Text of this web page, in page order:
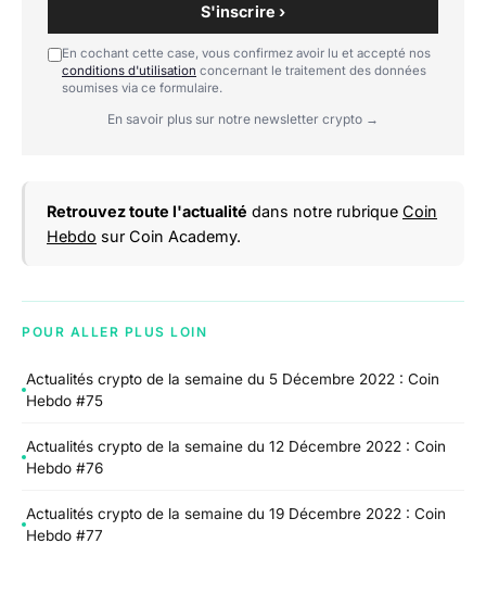
S'inscrire ›
En cochant cette case, vous confirmez avoir lu et accepté nos
conditions d'utilisation concernant le traitement des données
soumises via ce formulaire.
En savoir plus sur notre newsletter crypto →
Retrouvez toute l'actualité dans notre rubrique Coin
Hebdo sur Coin Academy.
POUR ALLER PLUS LOIN
Actualités crypto de la semaine du 5 Décembre 2022 : Coin
Hebdo #75
Actualités crypto de la semaine du 12 Décembre 2022 : Coin
Hebdo #76
Actualités crypto de la semaine du 19 Décembre 2022 : Coin
Hebdo #77